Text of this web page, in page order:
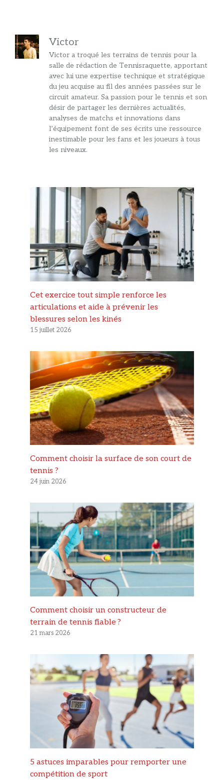
Victor
Victor a troqué les terrains de tennis pour la
salle de rédaction de Tennisraquette, apportant
avec lui une expertise technique et stratégique
du jeu acquise au fil des années passées sur le
circuit amateur. Sa passion pour le tennis et son
désir de partager les dernières actualités,
analyses de matchs et innovations dans
l’équipement font de ses écrits une ressource
inestimable pour les fans et les joueurs à tous
les niveaux.
Cet exercice tout simple renforce les
articulations et aide à prévenir les
blessures selon les kinés
15 juillet 2026
Comment choisir la surface de son court de
tennis ?
24 juin 2026
Comment choisir un constructeur de
terrain de tennis fiable ?
21 mars 2026
5 astuces imparables pour remporter une
compétition de sport